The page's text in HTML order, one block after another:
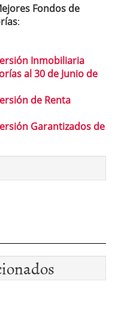
Fondos de
:
Inmobiliaria
al 30 de Junio de
de Renta
Garantizados de